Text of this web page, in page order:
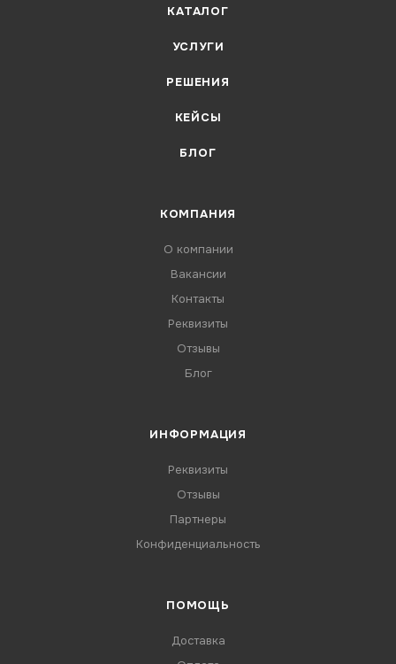
КАТАЛОГ
УСЛУГИ
РЕШЕНИЯ
КЕЙСЫ
БЛОГ
КОМПАНИЯ
О компании
Вакансии
Контакты
Реквизиты
Отзывы
Блог
ИНФОРМАЦИЯ
Реквизиты
Отзывы
Партнеры
Конфиденциальность
ПОМОЩЬ
Доставка